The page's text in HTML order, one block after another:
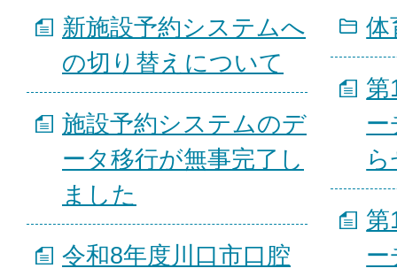
新施設予約システムへ
の切り替えについて
施設予約システムのデ
ータ移行が無事完了し
ました
令和8年度川口市口腔
体
第
第